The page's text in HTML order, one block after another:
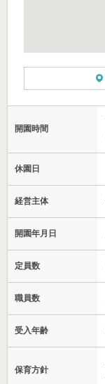
開園時間
休園日
経営主体
開園年月日
定員数
職員数
受入年齢
保育方針